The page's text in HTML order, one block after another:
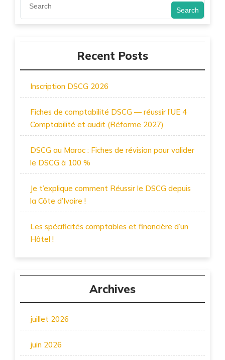
Search
Recent Posts
Inscription DSCG 2026
Fiches de comptabilité DSCG — réussir l’UE 4
Comptabilité et audit (Réforme 2027)
DSCG au Maroc : Fiches de révision pour valider
le DSCG à 100 %
Je t’explique comment Réussir le DSCG depuis
la Côte d’Ivoire !
Les spécificités comptables et financière d’un
Hôtel !
Archives
juillet 2026
juin 2026